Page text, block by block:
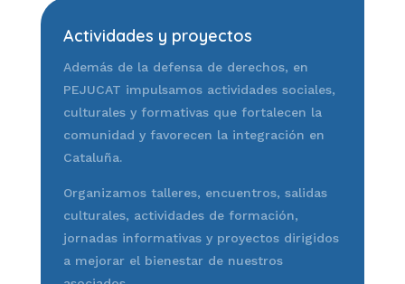
Actividades y proyectos
Además de la defensa de derechos, en
PEJUCAT impulsamos actividades sociales,
culturales y formativas que fortalecen la
comunidad y favorecen la integración en
Cataluña.
Organizamos talleres, encuentros, salidas
culturales, actividades de formación,
jornadas informativas y proyectos dirigidos
a mejorar el bienestar de nuestros